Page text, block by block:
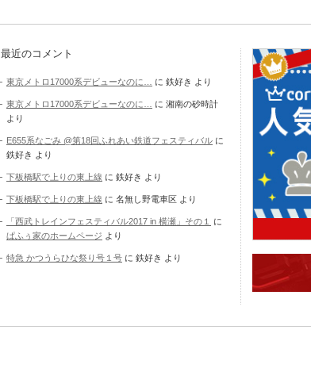
最近のコメント
東京メトロ17000系デビューなのに… に 鉄好き より
東京メトロ17000系デビューなのに… に 湘南の砂時計
より
E655系なごみ @第18回ふれあい鉄道フェスティバル に
鉄好き より
下板橋駅で上りの東上線 に 鉄好き より
下板橋駅で上りの東上線 に 名無し野電車区 より
「西武トレインフェスティバル2017 in 横瀬」その１
に
ぱふぅ家のホームページ より
特急 かつうらひな祭り号１号 に 鉄好き より